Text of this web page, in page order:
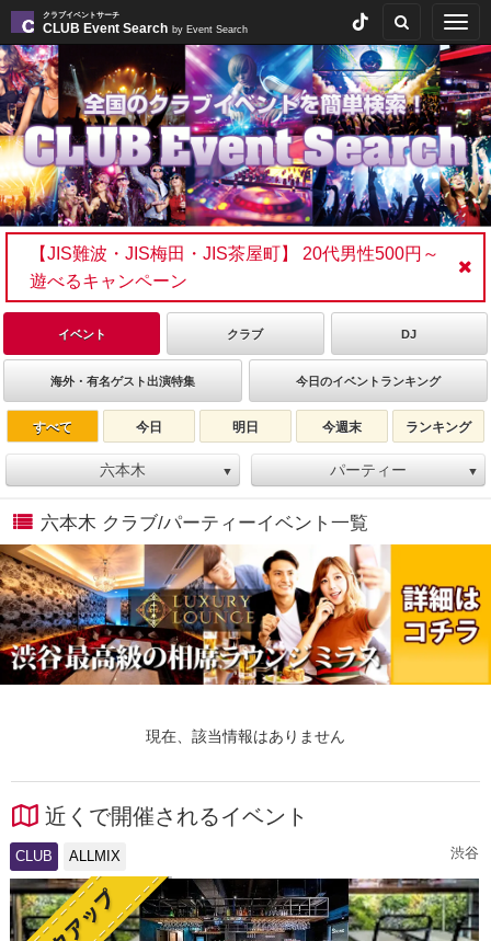
クラブイベントサーチ
CLUB Event Search by Event Search
【JIS難波・JIS梅田・JIS茶屋町】 20代男性500円～
遊べるキャンペーン
イベント クラブ DJ
海外・有名ゲスト出演特集 今日のイベントランキング
すべて 今日 明日 今週末 ランキング
六本木 ▼ パーティー ▼
六本木 クラブ/パーティーイベント一覧
現在、該当情報はありません
近くで開催されるイベント
CLUB ALLMIX 渋谷